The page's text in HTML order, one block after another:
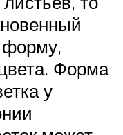
Форма
у